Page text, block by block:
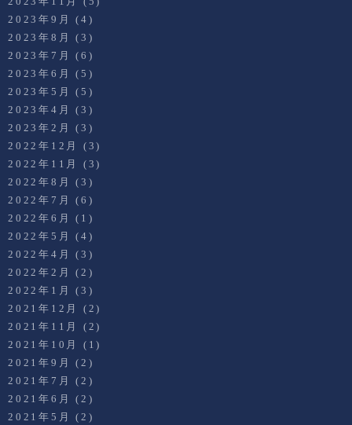
2023年9月
(4)
2023年8月
(3)
2023年7月
(6)
2023年6月
(5)
2023年5月
(5)
2023年4月
(3)
2023年2月
(3)
2022年12月
(3)
2022年11月
(3)
2022年8月
(3)
2022年7月
(6)
2022年6月
(1)
2022年5月
(4)
2022年4月
(3)
2022年2月
(2)
2022年1月
(3)
2021年12月
(2)
2021年11月
(2)
2021年10月
(1)
2021年9月
(2)
2021年7月
(2)
2021年6月
(2)
2021年5月
(2)